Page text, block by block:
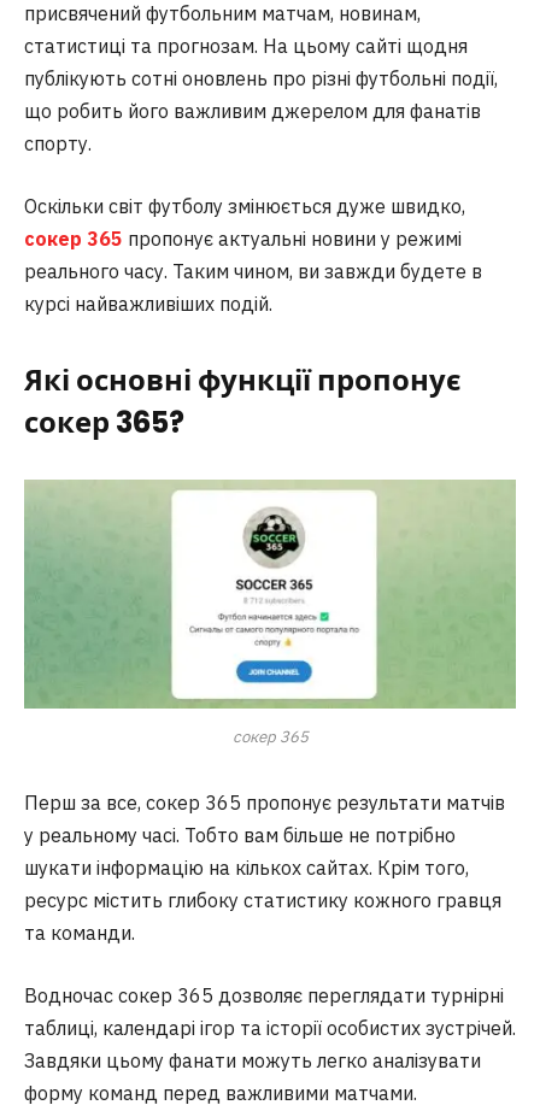
присвячений футбольним матчам, новинам,
статистиці та прогнозам. На цьому сайті щодня
публікують сотні оновлень про різні футбольні події,
що робить його важливим джерелом для фанатів
спорту.
Оскільки світ футболу змінюється дуже швидко,
сокер 365 пропонує актуальні новини у режимі
реального часу. Таким чином, ви завжди будете в
курсі найважливіших подій.
Які основні функції пропонує
сокер 365?
сокер 365
Перш за все, сокер 365 пропонує результати матчів
у реальному часі. Тобто вам більше не потрібно
шукати інформацію на кількох сайтах. Крім того,
ресурс містить глибоку статистику кожного гравця
та команди.
Водночас сокер 365 дозволяє переглядати турнірні
таблиці, календарі ігор та історії особистих зустрічей.
Завдяки цьому фанати можуть легко аналізувати
форму команд перед важливими матчами.